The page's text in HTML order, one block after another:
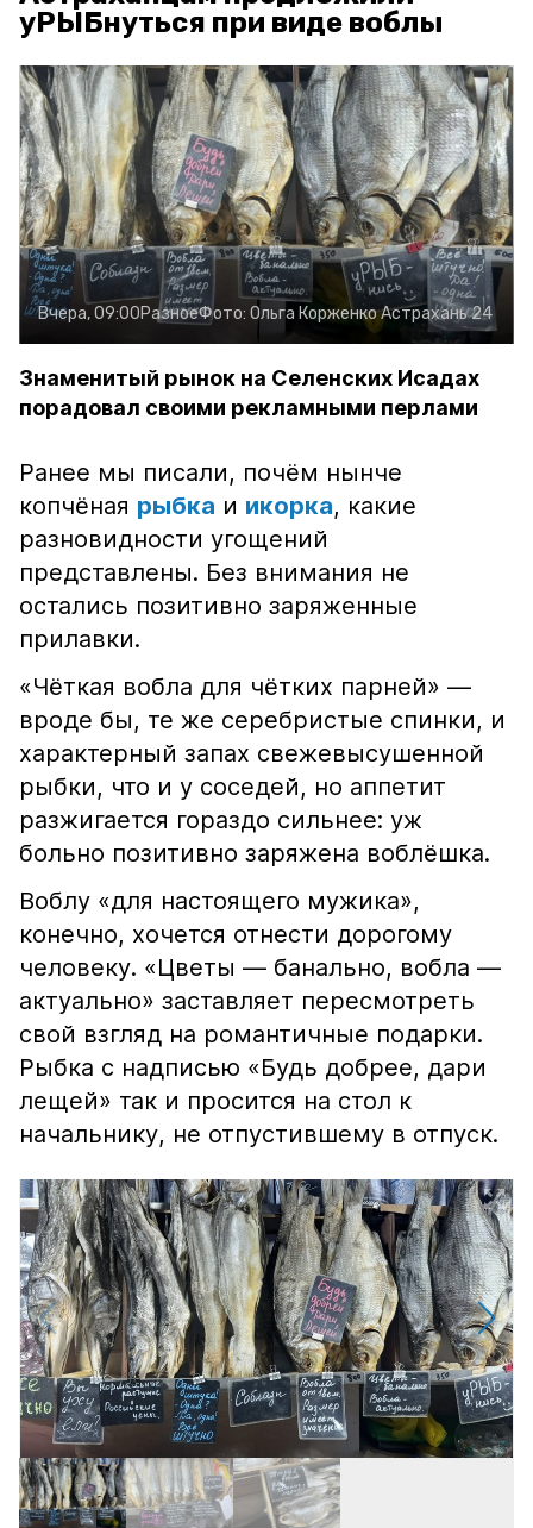
уРЫБнуться при виде воблы
Вчера, 09:00РазноеФото: Ольга КорженкоАстрахань 24
Знаменитый рынок на Селенских Исадах
порадовал своими рекламными перлами
Ранее мы писали, почём нынче
копчёная рыбка и икорка, какие
разновидности угощений
представлены. Без внимания не
остались позитивно заряженные
прилавки.
«Чёткая вобла для чётких парней» —
вроде бы, те же серебристые спинки, и
характерный запах свежевысушенной
рыбки, что и у соседей, но аппетит
разжигается гораздо сильнее: уж
больно позитивно заряжена воблёшка.
Воблу «для настоящего мужика»,
конечно, хочется отнести дорогому
человеку. «Цветы — банально, вобла —
актуально» заставляет пересмотреть
свой взгляд на романтичные подарки.
Рыбка с надписью «Будь добрее, дари
лещей» так и просится на стол к
начальнику, не отпустившему в отпуск.